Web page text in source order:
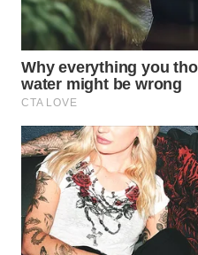
WN
INDRAMAYU
WN
WN
MAJALENGKA
WN
SUBANG